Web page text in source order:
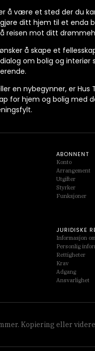
å være et sted der du
ditt hjem til et enda
reisen mot ditt
å skape et
om bolig og interiør
en nybegynner, er Hus
for hjem og bolig med
Kopiering eller
ABONNENT
Konto
Arrangement
Utgifter
Styrker
Funksjoner
JURIDISKE
Informasjon
Personlig
Rettigheter
Krav
Adgang
Ansvarlighet